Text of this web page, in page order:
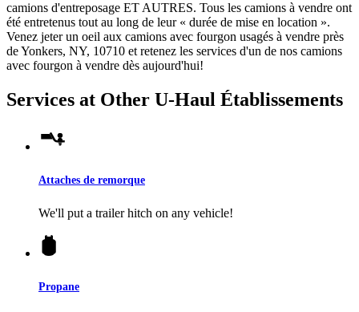
camions d'entreposage ET AUTRES. Tous les camions à vendre ont
été entretenus tout au long de leur « durée de mise en location ».
Venez jeter un oeil aux camions avec fourgon usagés à vendre près
de Yonkers, NY, 10710 et retenez les services d'un de nos camions
avec fourgon à vendre dès aujourd'hui!
Services at Other U-Haul Établissements
Attaches de remorque
We'll put a trailer hitch on any vehicle!
Propane